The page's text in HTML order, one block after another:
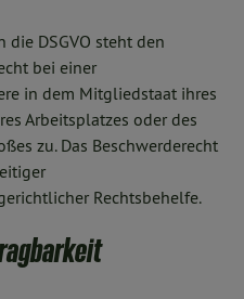
DSGVO steht den
bei einer
in dem Mitgliedstaat ihres
Arbeitsplatzes oder des
zu. Das Beschwerderecht
Rechtsbehelfe.